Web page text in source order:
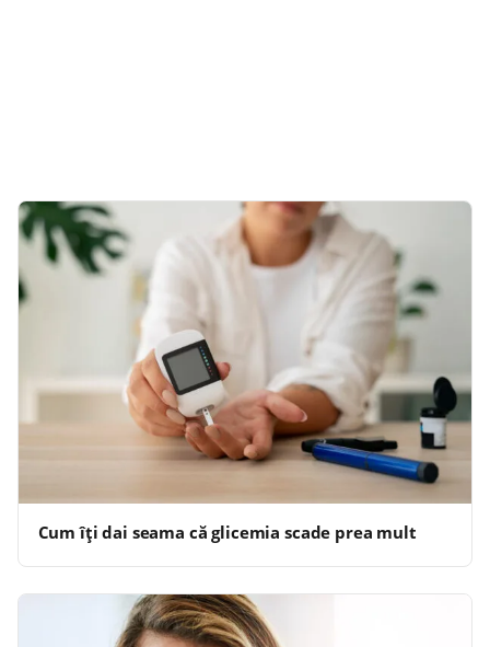
Cum îți dai seama că glicemia scade prea mult